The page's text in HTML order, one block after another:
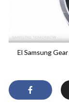
El Samsung